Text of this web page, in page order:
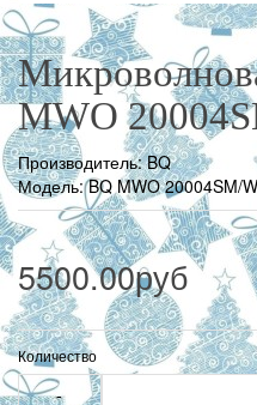
MWO
Производитель:BQ
Модель: BQ MWO 20004SM/
5500.00руб
Количество
-